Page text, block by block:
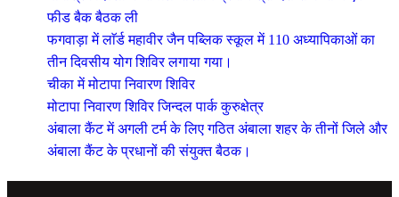
फीड बैक बैठक ली
फगवाड़ा में लाॅर्ड महावीर जैन पब्लिक स्कूल में 110 अध्यापिकाओं का
तीन दिवसीय योग शिविर लगाया गया।
चीका में मोटापा निवारण शिविर
मोटापा निवारण शिविर जिन्दल पार्क कुरुक्षेत्र
अंबाला कैंट में अगली टर्म के लिए गठित अंबाला शहर के तीनों जिले और
अंबाला कैंट के प्रधानों की संयुक्त बैठक।